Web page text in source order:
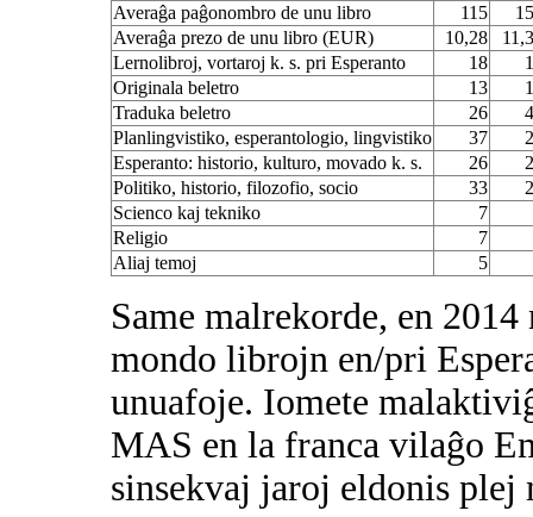
Averaĝa paĝonombro de unu libro
115
Averaĝa prezo de unu libro (EUR)
10,28
Lernolibroj, vortaroj k. s. pri Esperanto
18
Originala beletro
13
Traduka beletro
26
Planlingvistiko, esperantologio, lingvistiko
37
Esperanto: historio, kulturo, movado k. s.
26
Politiko, historio, filozofio, socio
33
Scienco kaj tekniko
7
Religio
7
Aliaj temoj
5
Same malrekorde, en
mondo librojn en/pri
unuafoje. Iomete
MAS en la franca vilaĝo
sinsekvaj jaroj eldonis